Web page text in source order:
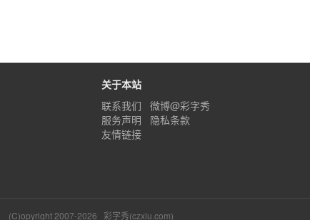
关于本站
联系我们
微博@彩字秀
服务声明
隐私条款
友情链接
(C)opyright 2007-2026 彩字秀(czxiu.com)